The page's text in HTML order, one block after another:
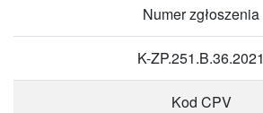
Numer zgłoszenia
K-ZP.251.B.36.2021
Kod CPV